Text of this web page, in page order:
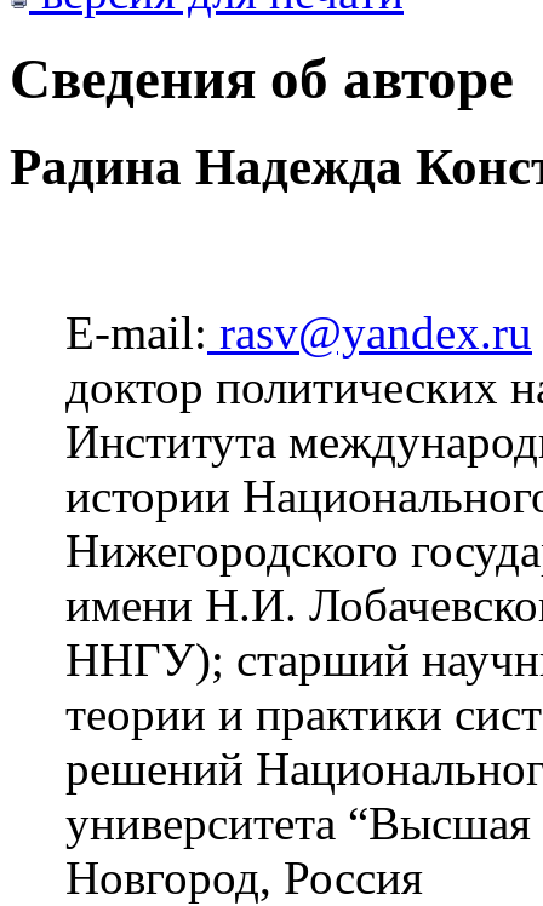
Сведения об авторе
Радина Надежда
E-mail: rasv@yandex.ru
доктор политических
Института
истории
Нижегородского
имени Н.И.
ННГУ); старший
теории и практики
решений
университета
Новгород, Россия